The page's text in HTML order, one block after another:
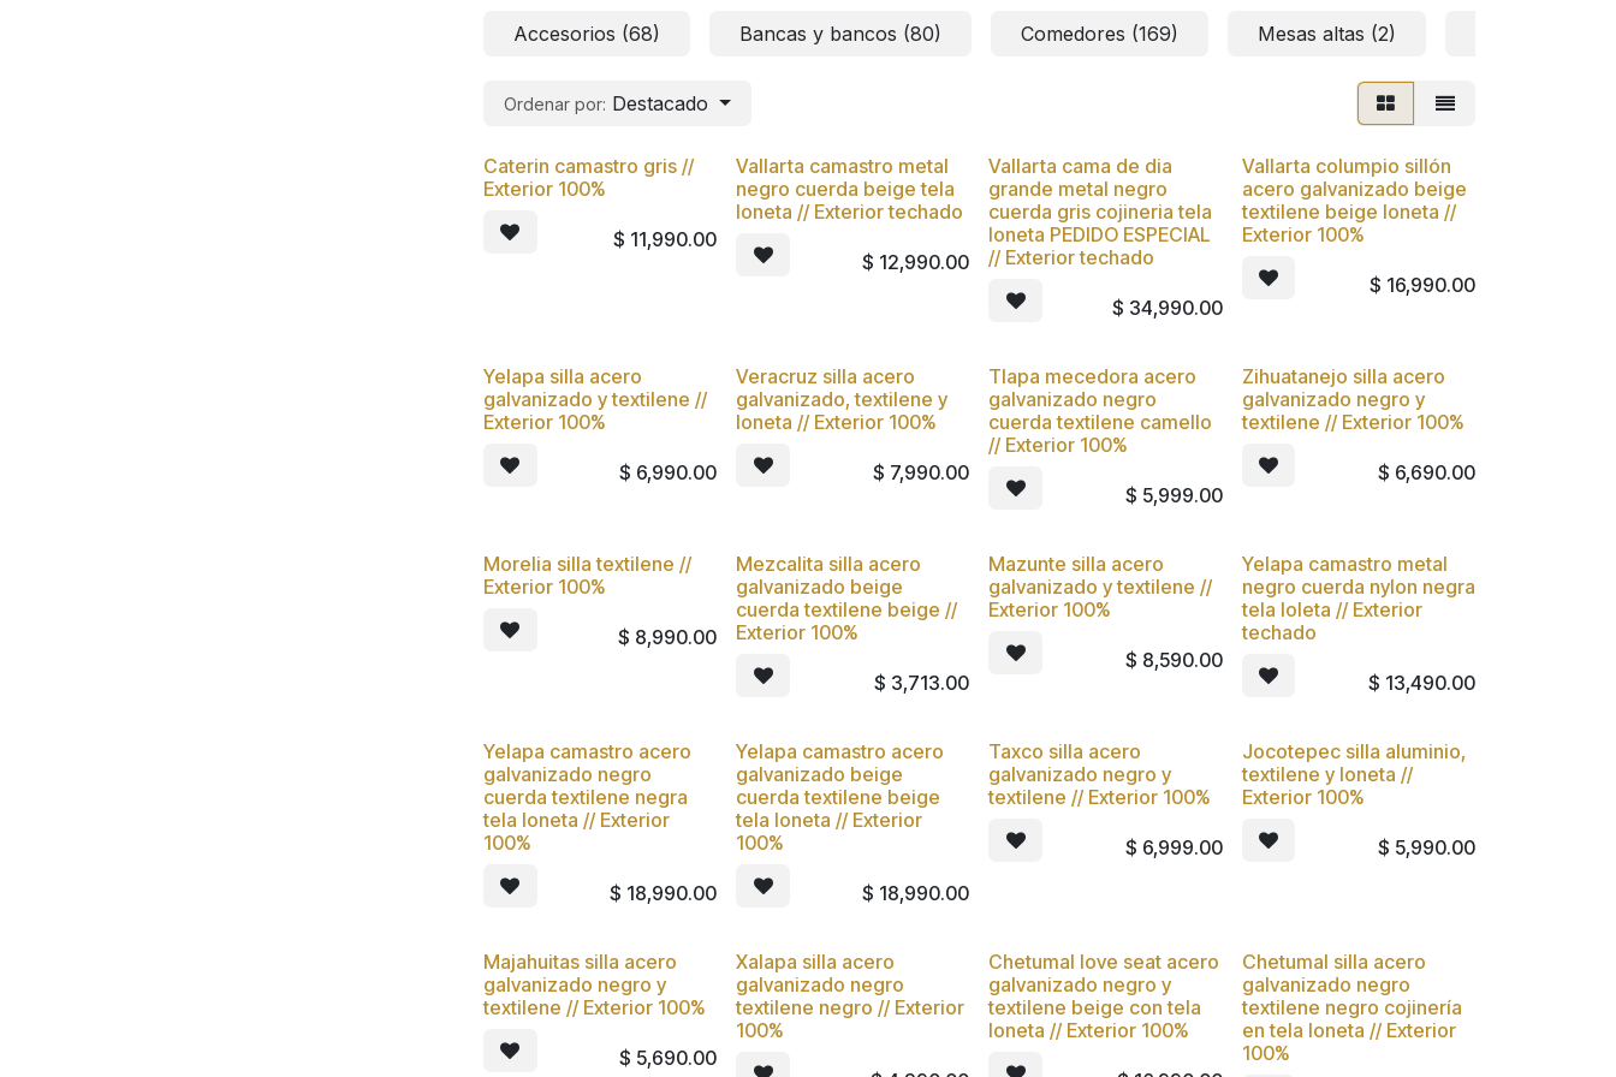
Accesorios (68) Bancas y bancos (80) Comedores (169) Mesas altas (2)
Ordenar por: Destacado
Nuevo
Caterin camastro gris //
Exterior 100%
$ 11,990.00
Nuevo
Vallarta camastro metal
negro cuerda beige tela
loneta // Exterior techado
$ 12,990.00
Nuevo
Vallarta cama de dia
grande metal negro
cuerda gris cojineria tela
loneta PEDIDO ESPECIAL
// Exterior techado
$ 34,990.00
Nuevo
Vallarta columpio sillón
acero galvanizado beige
textilene beige loneta //
Exterior 100%
$ 16,990.00
Nuevo
Yelapa silla acero
galvanizado y textilene //
Exterior 100%
$ 6,990.00
Nuevo
Veracruz silla acero
galvanizado, textilene y
loneta // Exterior 100%
$ 7,990.00
Nuevo
Tlapa mecedora acero
galvanizado negro
cuerda textilene camello
// Exterior 100%
$ 5,999.00
Nuevo
Zihuatanejo silla acero
galvanizado negro y
textilene // Exterior 100%
$ 6,690.00
Nuevo
Morelia silla textilene //
Exterior 100%
$ 8,990.00
Nuevo
Mezcalita silla acero
galvanizado beige
cuerda textilene beige //
Exterior 100%
$ 3,713.00
Nuevo
Mazunte silla acero
galvanizado y textilene //
Exterior 100%
$ 8,590.00
Nuevo
Yelapa camastro metal
negro cuerda nylon negra
tela loleta // Exterior
techado
$ 13,490.00
Nuevo
Yelapa camastro acero
galvanizado negro
cuerda textilene negra
tela loneta // Exterior
100%
$ 18,990.00
Nuevo
Yelapa camastro acero
galvanizado beige
cuerda textilene beige
tela loneta // Exterior
100%
$ 18,990.00
Nuevo
Taxco silla acero
galvanizado negro y
textilene // Exterior 100%
$ 6,999.00
Nuevo
Jocotepec silla aluminio,
textilene y loneta //
Exterior 100%
$ 5,990.00
Nuevo
Majahuitas silla acero
galvanizado negro y
textilene // Exterior 100%
$ 5,690.00
Nuevo
Xalapa silla acero
galvanizado negro
textilene negro // Exterior
100%
Nuevo
Chetumal love seat acero
galvanizado negro y
textilene beige con tela
loneta // Exterior 100%
Nuevo
Chetumal silla acero
galvanizado negro
textilene negro cojinería
en tela loneta // Exterior
100%